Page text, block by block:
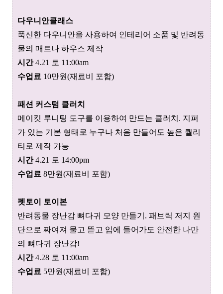
다우니안클래스
푹신한 다우니안을 사용하여 인테리어 소품 및 반려동
물의 매트나 하우스 제작
시간4.21 토 11:00am
수업료 10만원(재료비 포함)
패션 커스텀 클러치
메이킷 루니팅 도구를 이용하여 만드는 클러치. 지퍼
가 있는 기본 형태로 누구나 처음 만들어도 높은 퀄리
티로 제작 가능
시간4.21 토 14:00pm
수업료 8만원(재료비 포함)
펫토이 토이본
반려동물 장난감 뼈다귀 모양 만들기. 패브릭 저지 원
단으로 짜여져 물고 뜯고 입에 들어가도 안전한 나만
의 뼈다귀 장난감!
시간4.28 토 11:00am
수업료 5만원(재료비 포함)